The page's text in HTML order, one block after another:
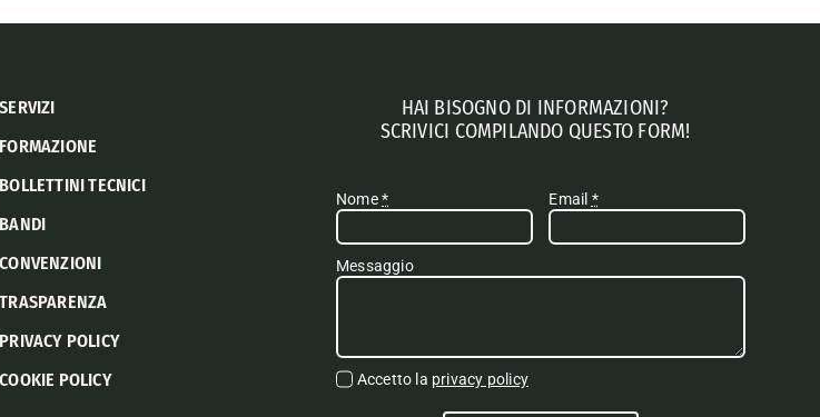
SERVIZI
FORMAZIONE
BOLLETTINI TECNICI
BANDI
CONVENZIONI
TRASPARENZA
PRIVACY POLICY
COOKIE POLICY
HAI BISOGNO DI INFORMAZIONI?
SCRIVICI COMPILANDO QUESTO FORM!
Nome* Email *
Messaggio
Accetto la privacy policy